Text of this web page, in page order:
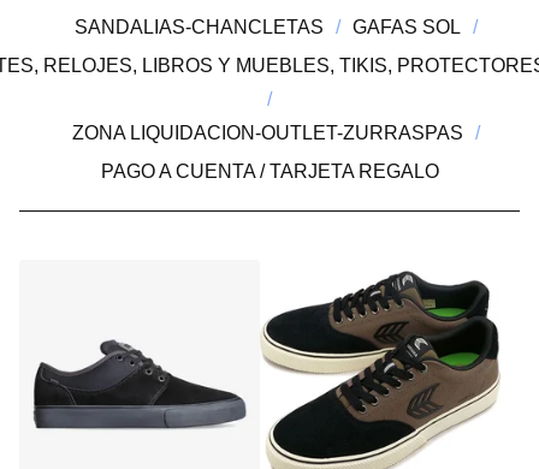
SANDALIAS-CHANCLETAS
GAFAS SOL
RELOJES, LIBROS Y MUEBLES, TIKIS,
ZONA LIQUIDACION-OUTLET-ZURRASPAS
PAGO A CUENTA / TARJETA REGALO